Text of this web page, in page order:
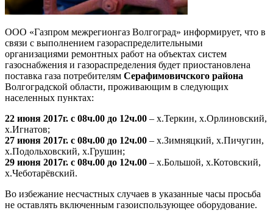
ООО «Газпром межрегионгаз Волгоград» информирует, что в
связи с выполнением газораспределительными
организациями ремонтных работ на объектах систем
газоснабжения и газораспределения будет приостановлена
поставка газа потребителям Серафимовичского района
Волгоградской области, проживающим в следующих
населенных пунктах:
22 июня 2017г. с 08ч.00 до 12ч.00 – х.Теркин, х.Орлиновский,
х.Игнатов;
27 июня 2017г. с 08ч.00 до 12ч.00 – х.Зимняцкий, х.Пичугин,
х.Подольховский, х.Грушин;
29 июня 2017г. с 08ч.00 до 12ч.00 – х.Большой, х.Котовский,
х.Чеботарёвский.
Во избежание несчастных случаев в указанные часы просьба
не оставлять включенным газоиспользующее оборудование.